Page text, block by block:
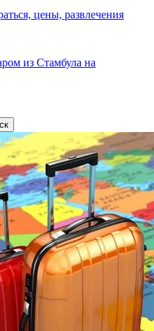
цены, развлечения
из Стамбула на